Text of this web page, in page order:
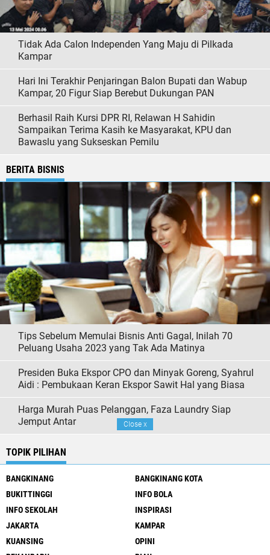
Tidak Ada Calon Independen Yang Maju di Pilkada
Kampar
Hari Ini Terakhir Penjaringan Balon Bupati dan Wabup
Kampar, 20 Figur Siap Berebut Dukungan PAN
Berhasil Raih Kursi DPR RI, Relawan H Sahidin
Sampaikan Terima Kasih ke Masyarakat, KPU dan
Bawaslu yang Sukseskan Pemilu
BERITA BISNIS
Tips Sebelum Memulai Bisnis Anti Gagal, Inilah 70
Peluang Usaha 2023 yang Tak Ada Matinya
Presiden Buka Ekspor CPO dan Minyak Goreng, Syahrul
Aidi : Pembukaan Keran Ekspor Sawit Hal yang Biasa
Harga Murah Puas Pelanggan, Faza Laundry Siap
Jemput Antar
TOPIK PILIHAN
BANGKINANG
BANGKINANG KOTA
BUKITTINGGI
INFO BOLA
INFO SEKOLAH
INSPIRASI
JAKARTA
KAMPAR
KUANSING
OPINI
Close x